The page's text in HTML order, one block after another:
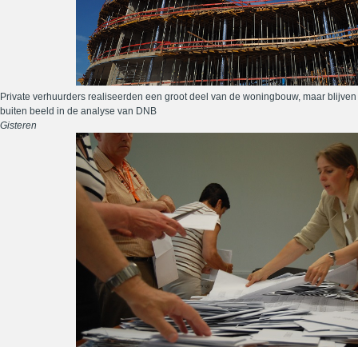
Private verhuurders realiseerden een groot deel van de woningbouw, maar blijven
buiten beeld in de analyse van DNB
Gisteren